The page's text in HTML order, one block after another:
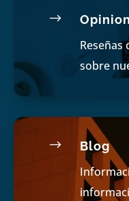
$
sobre
$ Blog